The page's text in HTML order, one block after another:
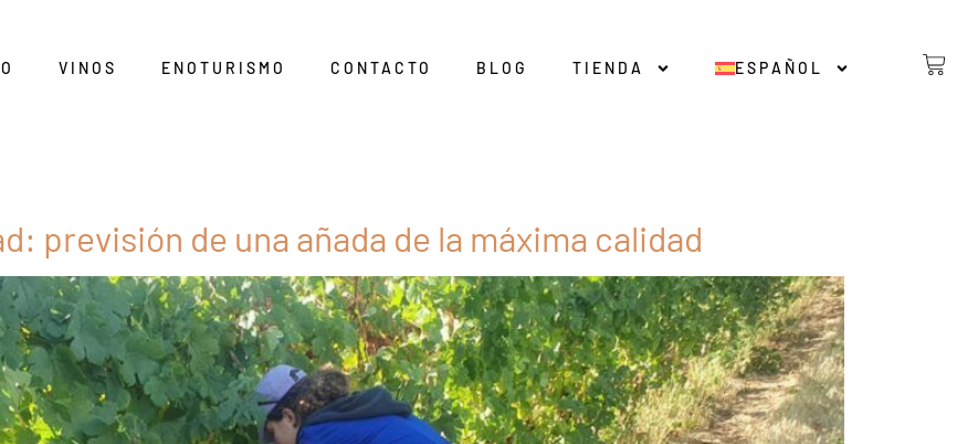
VINOS ENOTURISMO CONTACTO BLOG TIENDA ESPAÑOL
previsión de una añada de la máxima calidad